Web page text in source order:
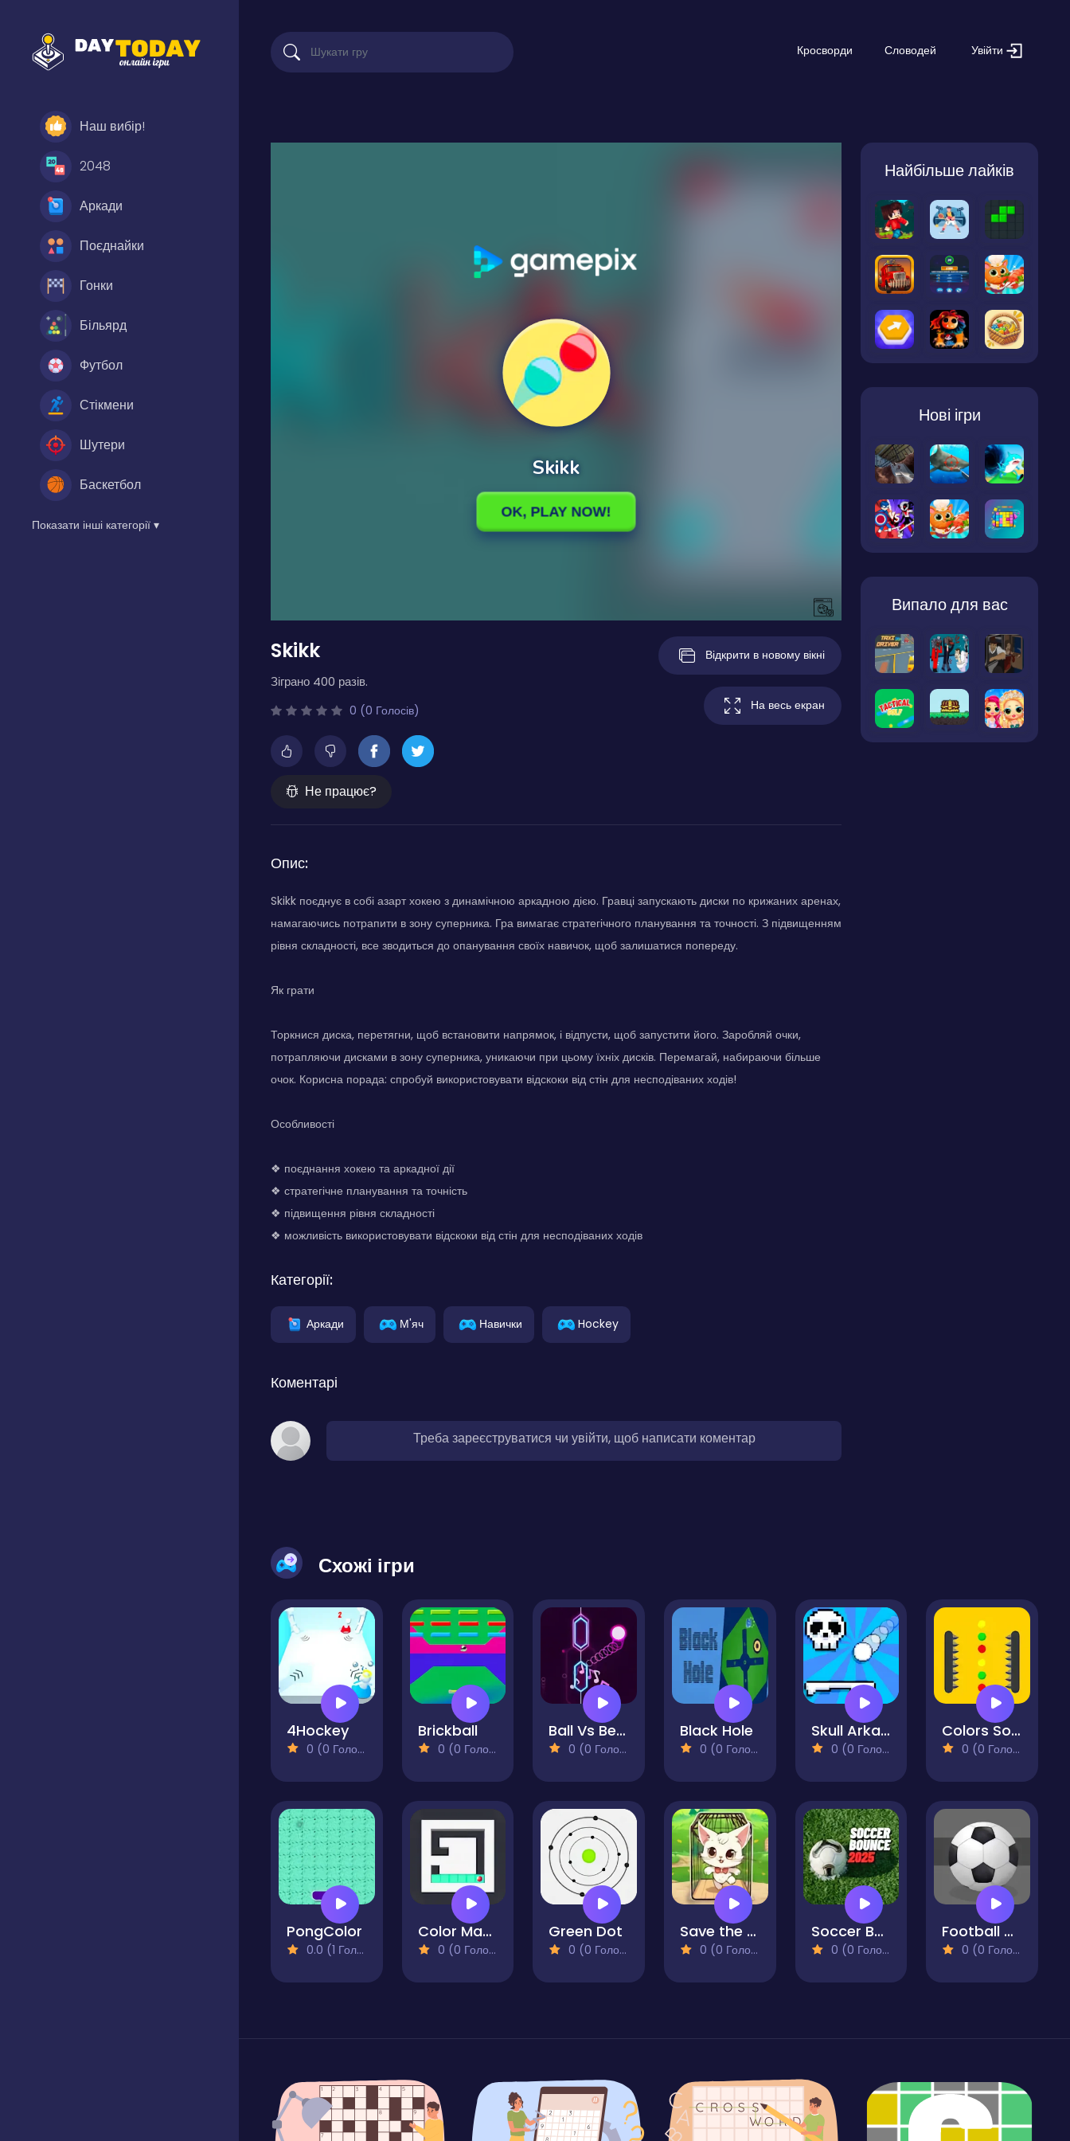
Наш вибір!
2048
Аркади
Поєднайки
Гонки
Більярд
Футбол
Стікмени
Шутери
Баскетбол
Показати інші категорії ▾
Кросворди Словодей Увійти
Skikk
Зіграно 400 разів.
0 (0 Голосів)
Не працює?
Відкрити в новому вікні
На весь екран
Опис:
Skikk поєднує в собі азарт хокею з динамічною аркадною дією. Гравці запускають диски по крижаних аренах,
намагаючись потрапити в зону суперника. Гра вимагає стратегічного планування та точності. З підвищенням
рівня складності, все зводиться до опанування своїх навичок, щоб залишатися попереду.
Як грати
Торкнися диска, перетягни, щоб встановити напрямок, і відпусти, щоб запустити його. Заробляй очки,
потрапляючи дисками в зону суперника, уникаючи при цьому їхніх дисків. Перемагай, набираючи більше
очок. Корисна порада: спробуй використовувати відскоки від стін для несподіваних ходів!
Особливості
❖ поєднання хокею та аркадної дії
❖ стратегічне планування та точність
❖ підвищення рівня складності
❖ можливість використовувати відскоки від стін для несподіваних ходів
Категорії:
Аркади М'яч Навички Hockey
Коментарі
Треба зареєструватися чи увійти, щоб написати коментар
Найбільше лайків
Нові ігри
Випало для вас
Схожі ігри
4Hockey
0 (0 Голосів)
Brickball
0 (0 Голосів)
Ball Vs Beat
0 (0 Голосів)
Black Hole
0 (0 Голосів)
Skull Arkanoide
0 (0 Голосів)
Colors Sorter
0 (0 Голосів)
PongColor
0.0 (1 Голосів)
Color Maze Puzzle
0 (0 Голосів)
Green Dot
0 (0 Голосів)
Save the Cats
0 (0 Голосів)
Soccer Bounce 2025
0 (0 Голосів)
Football Master Arcade
0 (0 Голосів)